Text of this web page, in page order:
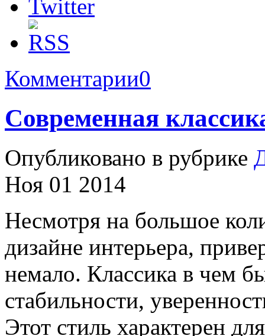
Комментарии0
Современная
Опубликовано в рубрике
Ноя 01 2014
Несмотря на большое
дизайне интерьера,
немало. Классика в чем
стабильности,
Этот стиль характерен